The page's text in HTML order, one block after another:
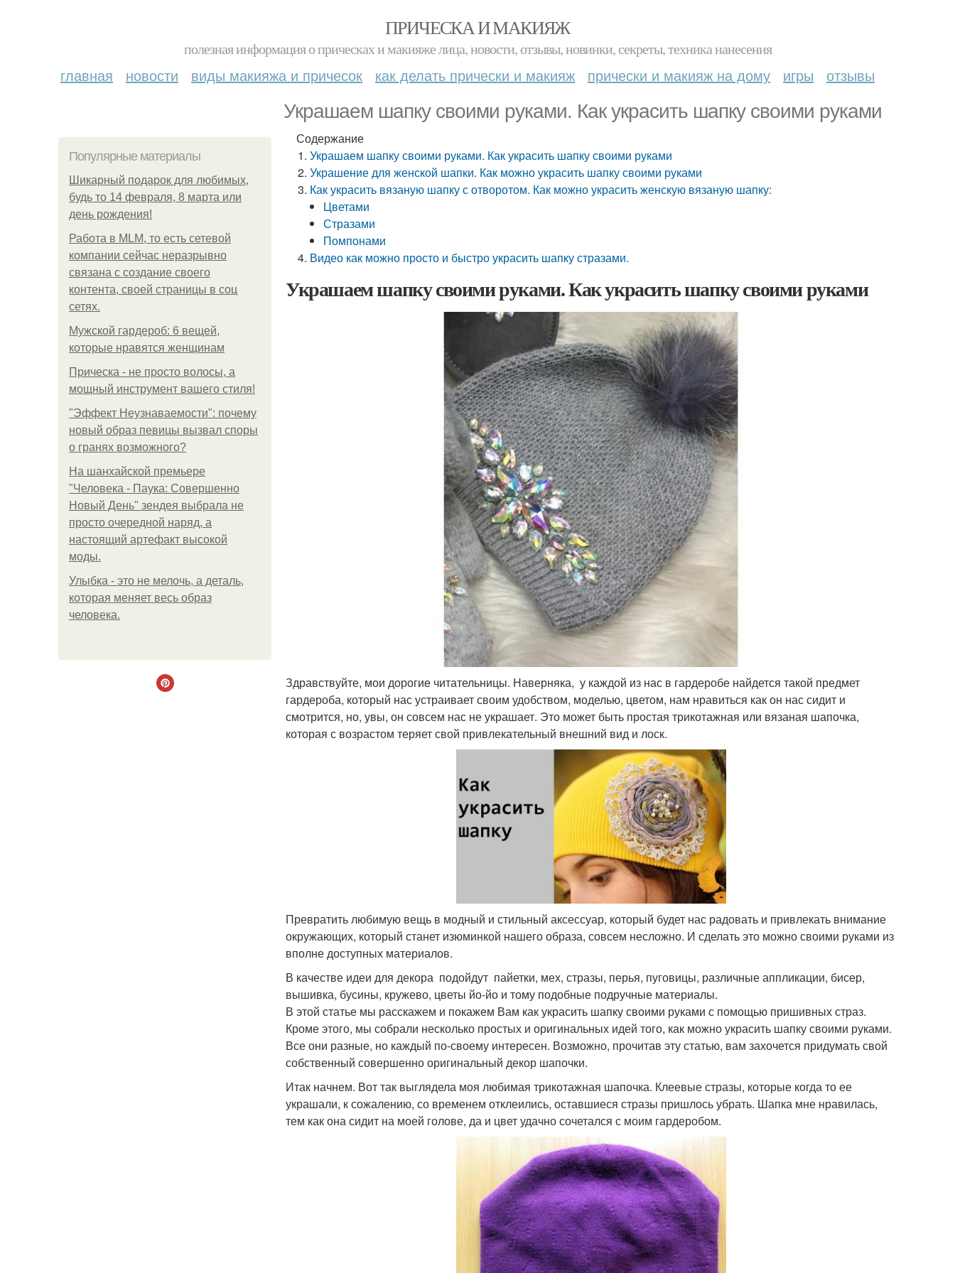
ПРИЧЕСКА И МАКИЯЖ
полезная информация о прическах и макияже лица, новости, отзывы, новинки, секреты, техника нанесения
главная новости виды макияжа и причесок как делать прически и макияж прически и макияж на дому игры отзывы
Украшаем шапку своими руками. Как украсить шапку своими руками
Популярные материалы
Шикарный подарок для любимых,
будь то 14 февраля, 8 марта или
день рождения!
Работа в MLM, то есть сетевой
компании сейчас неразрывно
связана с создание своего
контента, своей страницы в соц
сетях.
Мужской гардероб: 6 вещей,
которые нравятся женщинам
Прическа - не просто волосы, а
мощный инструмент вашего стиля!
"Эффект Неузнаваемости": почему
новый образ певицы вызвал споры
о гранях возможного?
На шанхайской премьере
"Человека - Паука: Совершенно
Новый День" зендея выбрала не
просто очередной наряд, а
настоящий артефакт высокой
моды.
Улыбка - это не мелочь, а деталь,
которая меняет весь образ
человека.
Содержание
Украшаем шапку своими руками. Как украсить шапку своими руками
Украшение для женской шапки. Как можно украсить шапку своими руками
Как украсить вязаную шапку с отворотом. Как можно украсить женскую вязаную шапку:
Цветами
Стразами
Помпонами
Видео как можно просто и быстро украсить шапку стразами.
Украшаем шапку своими руками. Как украсить шапку своими руками
Здравствуйте, мои дорогие читательницы. Наверняка, у каждой из нас в гардеробе найдется такой предмет
гардероба, который нас устраивает своим удобством, моделью, цветом, нам нравиться как он нас сидит и
смотрится, но, увы, он совсем нас не украшает. Это может быть простая трикотажная или вязаная шапочка,
которая с возрастом теряет свой привлекательный внешний вид и лоск.
Превратить любимую вещь в модный и стильный аксессуар, который будет нас радовать и привлекать внимание
окружающих, который станет изюминкой нашего образа, совсем несложно. И сделать это можно своими руками из
вполне доступных материалов.
В качестве идеи для декора подойдут пайетки, мех, стразы, перья, пуговицы, различные аппликации, бисер,
вышивка, бусины, кружево, цветы йо-йо и тому подобные подручные материалы.
В этой статье мы расскажем и покажем Вам как украсить шапку своими руками с помощью пришивных страз.
Кроме этого, мы собрали несколько простых и оригинальных идей того, как можно украсить шапку своими руками.
Все они разные, но каждый по-своему интересен. Возможно, прочитав эту статью, вам захочется придумать свой
собственный совершенно оригинальный декор шапочки.
Итак начнем. Вот так выглядела моя любимая трикотажная шапочка. Клеевые стразы, которые когда то ее
украшали, к сожалению, со временем отклеились, оставшиеся стразы пришлось убрать. Шапка мне нравилась,
тем как она сидит на моей голове, да и цвет удачно сочетался с моим гардеробом.